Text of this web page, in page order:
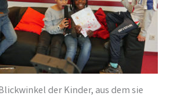
der Kinder, aus dem sie